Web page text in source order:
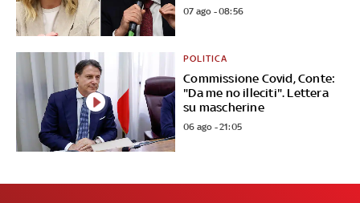
07 ago - 08:56
Commissione Covid, Conte:
"Da me no illeciti". Lettera
su mascherine
POLITICA
06 ago - 21:05